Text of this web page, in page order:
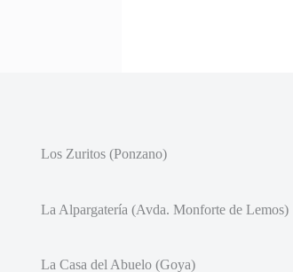
Los Zuritos (Ponzano)
La Alpargatería (Avda. Monforte de Lemos)
La Casa del Abuelo (Goya)